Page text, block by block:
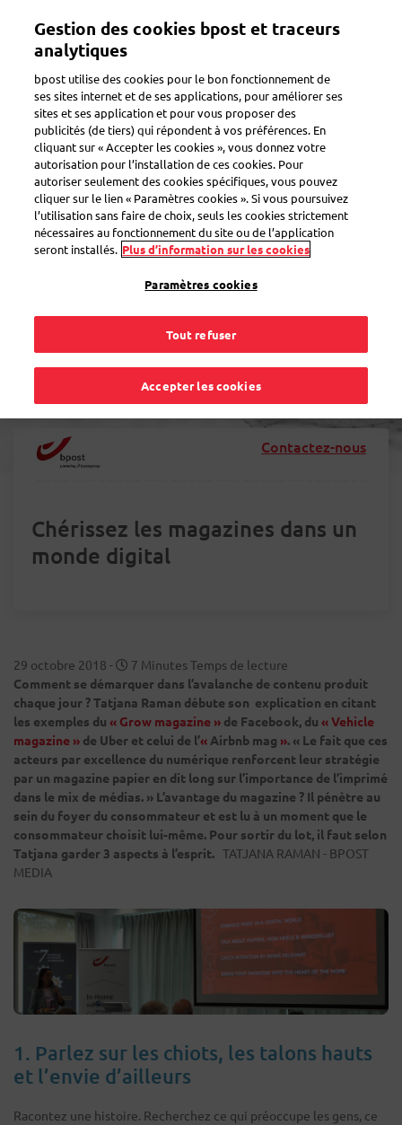
contenu
Toggle navigation
Retour
Contactez-nous
Chérissez les magazines dans un
monde digital
29 octobre 2018 -
7 Minutes Temps de lecture
Comment se démarquer dans l’avalanche de contenu produit
chaque jour ? Tatjana Raman débute son explication en citant
les exemples du « Grow magazine » de Facebook, du « Vehicle
magazine » de Uber et celui de l’« Airbnb mag ». « Le fait que ces
acteurs par excellence du numérique renforcent leur stratégie
par un magazine papier en dit long sur l’importance de l’imprimé
dans le mix de médias. » L’avantage du magazine ? Il pénètre au
sein du foyer du consommateur et est lu à un moment que le
consommateur choisit lui-même. Pour sortir du lot, il faut selon
Tatjana garder 3 aspects à l’esprit. TATJANA RAMAN - BPOST
MEDIA
1. Parlez sur les chiots, les talons hauts
et l’envie d’ailleurs
Racontez une histoire. Recherchez ce qui préoccupe les gens, ce
Gestion des cookies bpost et traceurs
analytiques
bpost utilise des cookies pour le bon fonctionnement de
ses sites internet et de ses applications, pour améliorer ses
sites et ses application et pour vous proposer des
publicités (de tiers) qui répondent à vos préférences. En
cliquant sur « Accepter les cookies », vous donnez votre
autorisation pour l’installation de ces cookies. Pour
autoriser seulement des cookies spécifiques, vous pouvez
cliquer sur le lien « Paramètres cookies ». Si vous poursuivez
l’utilisation sans faire de choix, seuls les cookies strictement
nécessaires au fonctionnement du site ou de l’application
seront installés. Plus d’information sur les cookies
Paramètres cookies
Tout refuser
Accepter les cookies